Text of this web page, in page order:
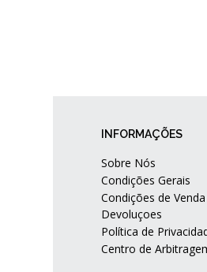
INFORMAÇÕES
Sobre Nós
Condições Gerais
Condições de Venda
Devoluçoes
Política de
Centro de